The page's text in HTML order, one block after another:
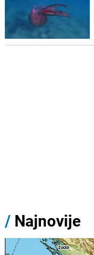
/ Najnovije